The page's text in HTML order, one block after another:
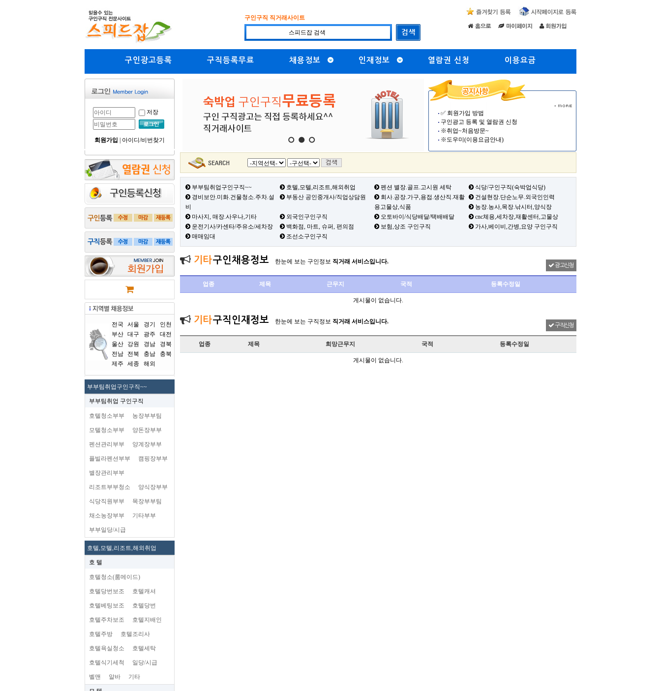
구인구직 직거래사이트
구인광고등록 구직등록무료 채용정보 인재정보 열람권 신청 이용요금
저장
회원가입 아이디/비번찾기
전국 서울 경기
인천
부산 대구 광주
대전
울산
강원 경남
경북
전남
전북 충남
충북
제주
세종 해외
부부팀취업구인구직~~
부부팀취업 구인구직
호텔청소부부 농장부부팀
모텔청소부부 양돈장부부
펜션관리부부 양계장부부
플빌라펜션부부 캠핑장부부
별장관리부부
리조트부부청소 양식장부부
식당직원부부 목장부부팀
채소농장부부 기타부부
부부일당/시급
호텔,모텔,리조트,해외취업
호 텔
호텔청소(룸메이드)
호텔당번보조 호텔캐셔
호텔베팅보조 호텔당번
호텔주차보조 호텔지배인
호텔주방 호텔조리사
호텔욕실청소 호텔세탁
호텔식기세척 일당/시급
벨맨 알바 기타
✅ 회원가입 방법
구인광고 등록 및 열람권 신청
※취업~처음방문~
※도우미(이용요금안내)
부부팀취업구인구직~~ 호텔,모텔,리조트,해외취업 펜션 별장.골프.고시원 세탁
식당/구인구직(숙박업식당)
경비보안.미화.건물청소.주차.설
비
부동산 공인중개사/직업상담원
회사.공장.가구,용접.생산직.재활
용고물상,식품
건설현장.단순노무.외국인인력
농장.농사,목장.낚시터,양식장
마사지, 매장.사우나,기타
외국인구인구직 오토바이/식당배달/택배배달
cnc체용,세차장,재활센터,고물상
운전기사/카센타/주유소/세차장
백화점, 마트, 슈퍼, 편의점 보험,상조 구인구직
가사,베이비,간병,요양 구인구직
매매임대
조선소구인구직
기타구인채용정보 한눈에 보는 구인정보 직거래 서비스입니다.
광고신청
업종 제목 근무지 국적 등록수정일
게시물이 없습니다.
기타구직인재정보 한눈에 보는 구직정보 직거래 서비스입니다.
구직신청
업종 제목 희망근무지 국적 등록수정일
게시물이 없습니다.